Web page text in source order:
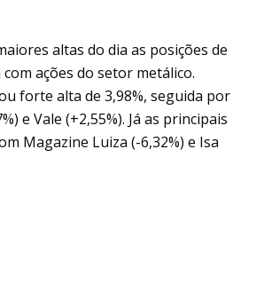
altas do dia as posições de
ações do setor metálico.
forte alta de 3,98%, seguida por
e Vale (+2,55%). Já as principais
Magazine Luiza (-6,32%) e Isa